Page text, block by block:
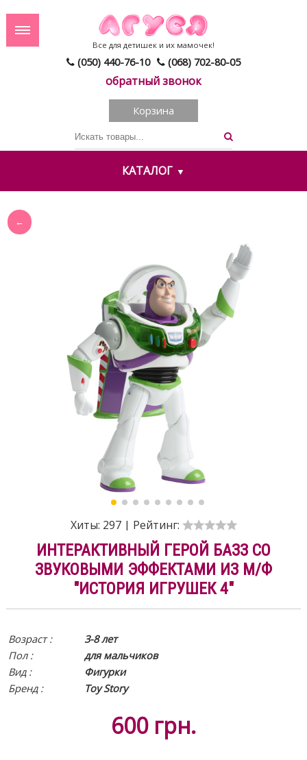
(050) 440-76-10 (068) 702-80-05
обратный звонок
Все для детишек и их мамочек!
Корзина
КАТАЛОГ
Хиты: 297 | Рейтинг:
ИНТЕРАКТИВНЫЙ ГЕРОЙ БАЗЗ СО
ЗВУКОВЫМИ ЭФФЕКТАМИ ИЗ М/Ф
"ИСТОРИЯ ИГРУШЕК 4"
Возраст :
3-8 лет
Пол :
для мальчиков
Вид :
Фигурки
Бренд :
Toy Story
600 грн.